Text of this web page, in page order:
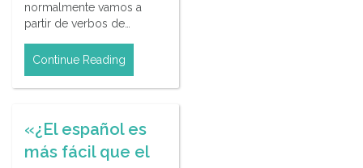
normalmente vamos a
partir de verbos de…
Continue Reading
«¿El español es
más fácil que el